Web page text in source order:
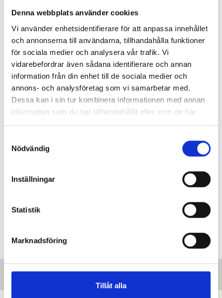
Denna webbplats använder cookies
Vi använder enhetsidentifierare för att anpassa innehållet
och annonserna till användarna, tillhandahålla funktioner
för sociala medier och analysera vår trafik. Vi
vidarebefordrar även sådana identifierare och annan
information från din enhet till de sociala medier och
annons- och analysföretag som vi samarbetar med.
Dessa kan i sin tur kombinera informationen med annan
information som du har tillhandahållit eller som de har
samlat in när du har använt deras tjänster.
Nödvändig
Inställningar
Statistik
Marknadsföring
Tillåt alla
Taggar: Kriget i Ukraina
"
Annons "